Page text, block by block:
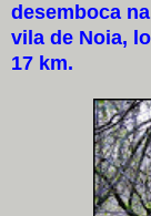
desemboca
vila de Noia,
17 km.